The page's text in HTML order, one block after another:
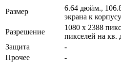
Размер
6.64 дюйм.,
экрана к
Разре­шение
1080 x 2388
пикселей на
Защита
-
Прочее
-